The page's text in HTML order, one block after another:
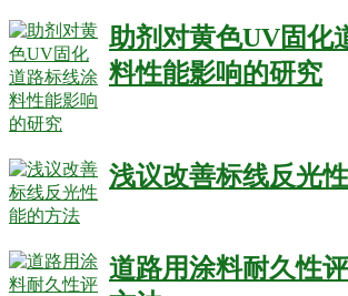
助剂对黄色UV固化
料性能影响的研究
浅议改善标线反光
道路用涂料耐久性